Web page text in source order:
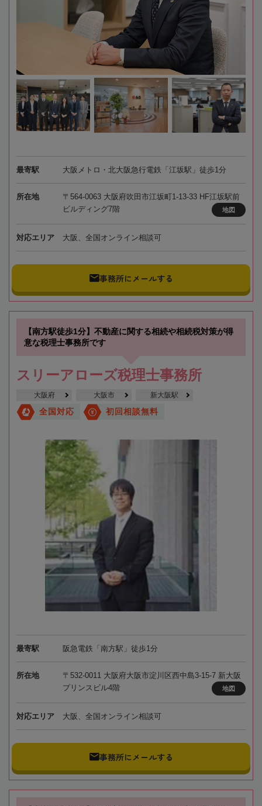
最寄駅 大阪メトロ・北大阪急行電鉄「江坂駅」徒歩1分
所在地
〒564-0063 大阪府吹田市江坂町1-13-33 HF江坂駅前
ビルディング7階
地図
対応エリア 大阪、全国オンライン相談可
事務所にメールする
【南方駅徒歩1分】不動産に関する相続や相続税対策が得
意な税理士事務所です
スリーアローズ税理士事務所
大阪府 大阪市 新大阪駅
全国対応 初回相談無料
最寄駅 阪急電鉄「南方駅」徒歩1分
所在地
〒532-0011 大阪府大阪市淀川区西中島3-15-7 新大阪
プリンスビル4階
地図
対応エリア 大阪、全国オンライン相談可
事務所にメールする